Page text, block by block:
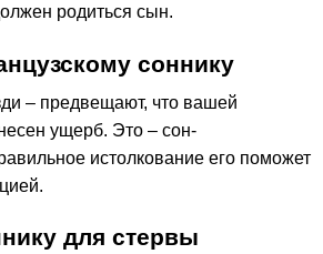
родиться сын.
соннику
– предвещают, что вашей
ущерб. Это – сон-
истолкование его поможет
для стервы